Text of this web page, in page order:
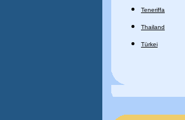
Teneriffa
Thailand
Türkei